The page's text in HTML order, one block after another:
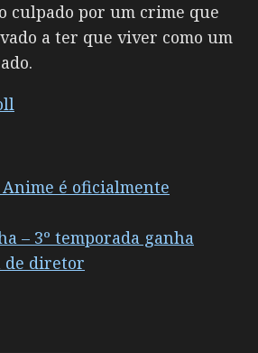
culpado por um crime que
a ter que viver como um
é oficialmente
– 3º temporada ganha
de diretor